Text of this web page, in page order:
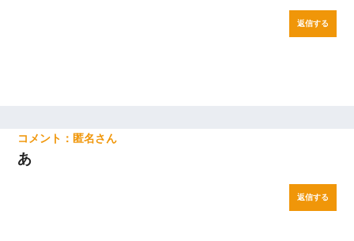
返信する
匿名
あ
返信する